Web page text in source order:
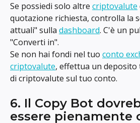
Se possiedi solo altre criptovalute
quotazione richiesta, controlla la
attuali" sulla dashboard. C'è un
"Converti in".
Se non hai fondi nel tuo conto
criptovalute, effettua un deposito
di criptovalute sul tuo conto.
6. Il Copy Bot
essere pienamente